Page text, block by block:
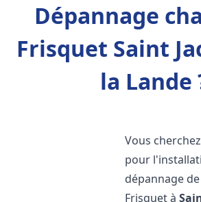
Dépannage
Frisquet Saint
la Lande
Vous
pour
dépannage
Frisquet à